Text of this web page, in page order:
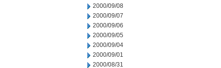
2000/09/08
2000/09/07
2000/09/06
2000/09/05
2000/09/04
2000/09/01
2000/08/31